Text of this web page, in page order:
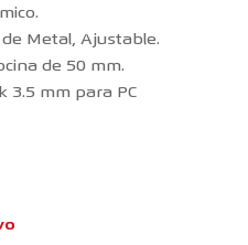
Metal, Ajustable.
de 50 mm.
3.5 mm para PC